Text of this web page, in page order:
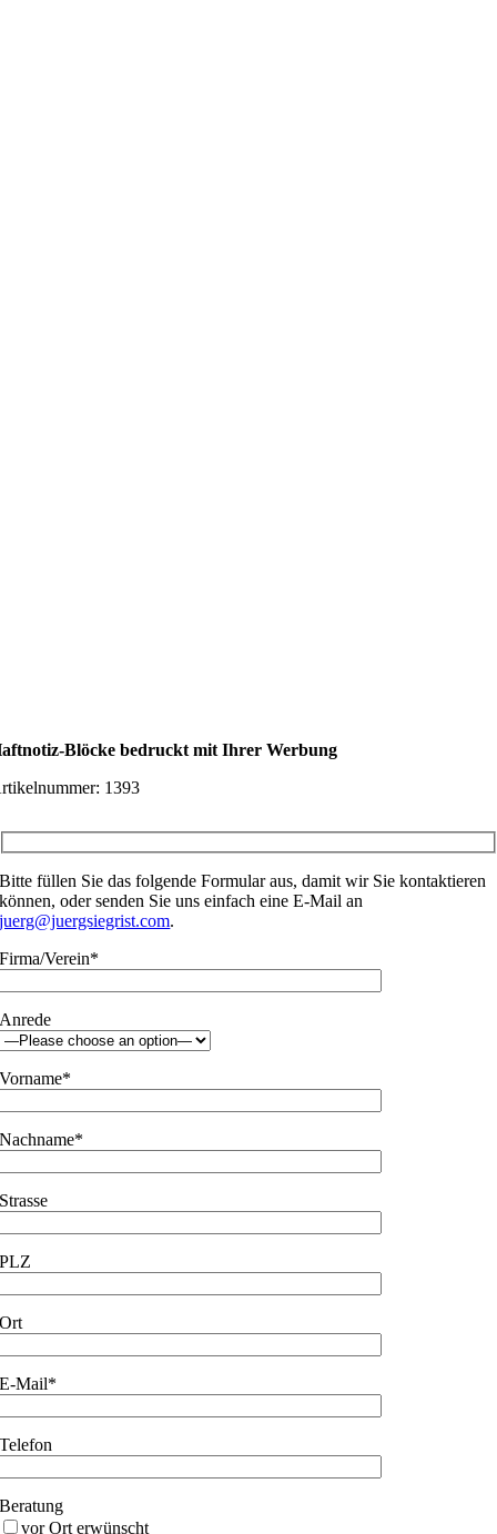
Blöcke bedruckt mit Ihrer Werbung
1393
Bitte füllen Sie das folgende Formular aus, damit wir Sie kontaktieren
können, oder senden Sie uns einfach eine E-Mail an
juerg@juergsiegrist.com.
Firma/Verein*
Anrede
Vorname*
Nachname*
Strasse
PLZ
Ort
E-Mail*
Telefon
Beratung
vor Ort erwünscht